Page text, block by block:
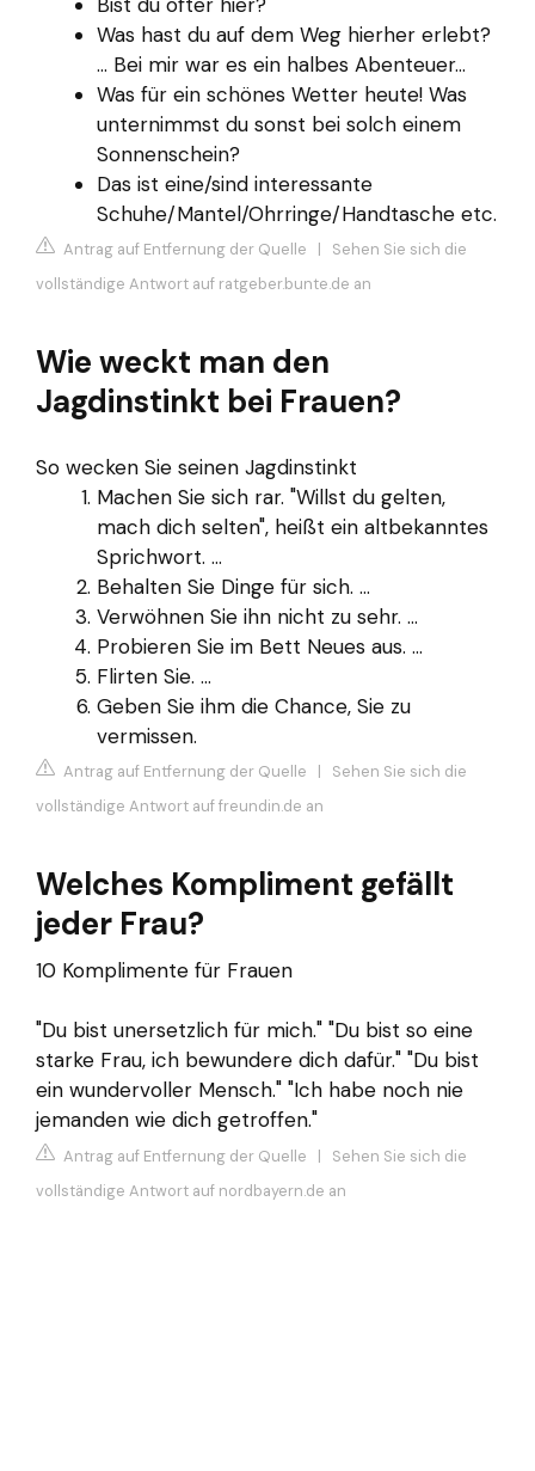
Was hast du auf dem Weg hierher erlebt?
… Bei mir war es ein halbes Abenteuer…
Was für ein schönes Wetter heute! Was
unternimmst du sonst bei solch einem
Sonnenschein?
Das ist eine/sind interessante
Schuhe/Mantel/Ohrringe/Handtasche etc.
Antrag auf Entfernung der Quelle | Sehen Sie sich die
vollständige Antwort auf ratgeber.bunte.de an
Wie weckt man den
Jagdinstinkt bei Frauen?
So wecken Sie seinen Jagdinstinkt
Machen Sie sich rar. "Willst du gelten,
mach dich selten", heißt ein altbekanntes
Sprichwort. ...
Behalten Sie Dinge für sich. ...
Verwöhnen Sie ihn nicht zu sehr. ...
Probieren Sie im Bett Neues aus. ...
Flirten Sie. ...
Geben Sie ihm die Chance, Sie zu
vermissen.
Antrag auf Entfernung der Quelle | Sehen Sie sich die
vollständige Antwort auf freundin.de an
Welches Kompliment gefällt
jeder Frau?
10 Komplimente für Frauen
"Du bist unersetzlich für mich." "Du bist so eine
starke Frau, ich bewundere dich dafür." "Du bist
ein wundervoller Mensch." "Ich habe noch nie
jemanden wie dich getroffen."
Antrag auf Entfernung der Quelle | Sehen Sie sich die
vollständige Antwort auf nordbayern.de an